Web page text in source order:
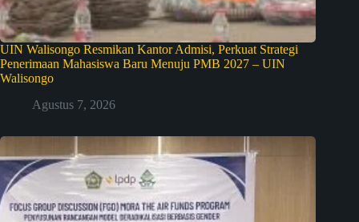
UIN Walisongo Resmikan Kantor Admisi, Perkuat Strategi
Penerimaan Mahasiswa Baru Menuju PMB 2027 – UIN
Walisongo
Agustus 7, 2026